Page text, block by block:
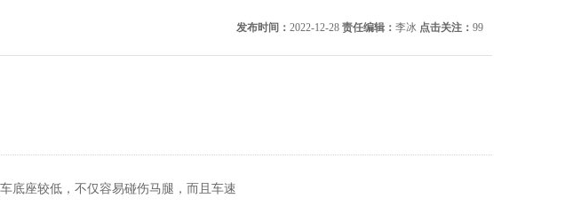
发布时间： 2022-12-28 责任编辑： 李冰 点击关注： 99
底座较低，不仅容易碰伤马腿，而且车速